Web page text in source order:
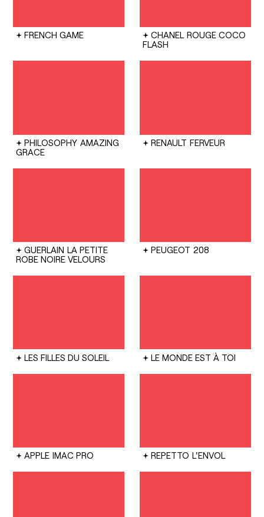
FRENCH GAME CHANEL ROUGE COCO
FLASH
PHILOSOPHY AMAZING
GRACE
RENAULT FERVEUR
GUERLAIN LA PETITE
ROBE NOIRE VELOURS
PEUGEOT 208
LES FILLES DU SOLEIL LE MONDE EST À TOI
APPLE IMAC PRO REPETTO L'ENVOL